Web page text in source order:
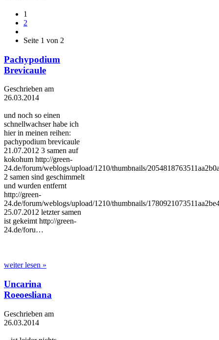
1
2
Seite 1 von 2
Pachypodium
Brevicaule
Geschrieben am
26.03.2014
und noch so einen
schnellwachser habe ich
hier in meinen reihen:
pachypodium brevicaule
21.07.2012 3 samen auf
kokohum http://green-
24.de/forum/weblogs/upload/1210/thumbnails/
2 samen sind geschimmelt
und wurden entfernt
http://green-
24.de/forum/weblogs/upload/1210/thumbnails/
25.07.2012 letzter samen
ist gekeimt http://green-
24.de/foru…
weiter lesen »
Uncarina
Roeoesliana
Geschrieben am
26.03.2014